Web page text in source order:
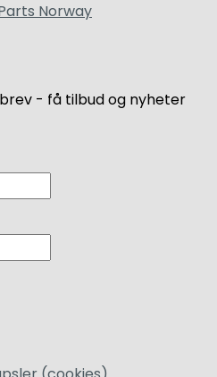
Norway
- få tilbud og nyheter